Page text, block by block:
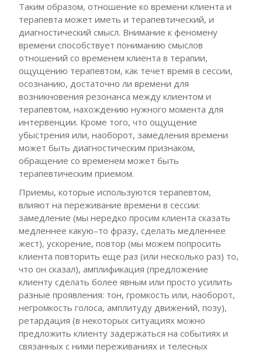
Таким образом, отношение ко времени клиента и
терапевта может иметь и терапевтический, и
диагностический смысл. Внимание к феномену
времени способствует пониманию смыслов
отношений со временем клиента в терапии,
ощущению терапевтом, как течет время в сессии,
осознанию, достаточно ли времени для
возникновения резонанса между клиентом и
терапевтом, нахождению нужного момента для
интервенции. Кроме того, что ощущение
убыстрения или, наоборот, замедления времени
может быть диагностическим признаком,
обращение со временем может быть
терапевтическим приемом.
Приемы, которые используются терапевтом,
влияют на переживание времени в сессии:
замедление (мы нередко просим клиента сказать
медленнее какую–то фразу, сделать медленнее
жест), ускорение, повтор (мы можем попросить
клиента повторить еще раз (или несколько раз) то,
что он сказал), амплификация (предложение
клиенту сделать более явным или просто усилить
разные проявления: тон, громкость или, наоборот,
негромкость голоса, амплитуду движений, позу),
ретардация (в некоторых ситуациях можно
предложить клиенту задержаться на событиях и
связанных с ними переживаниях и телесных